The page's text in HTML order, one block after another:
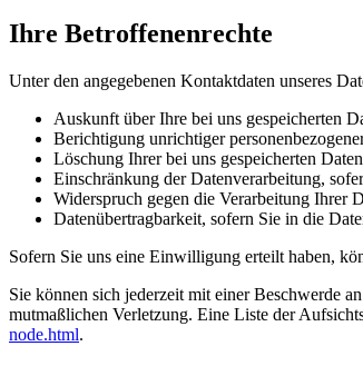
Ihre Betroffenenrechte
Unter den angegebenen Kontaktdaten unseres
Auskunft über Ihre bei uns gespeicherten
Berichtigung unrichtiger
Löschung Ihrer bei uns gespeicherten
Einschränkung der Datenverarbeitung,
Widerspruch gegen die Verarbeitung Ihrer
Datenübertragbarkeit, sofern Sie in die
Sofern Sie uns eine Einwilligung erteilt haben,
Sie können sich jederzeit mit einer Beschwerde
mutmaßlichen Verletzung. Eine Liste der
node.html.